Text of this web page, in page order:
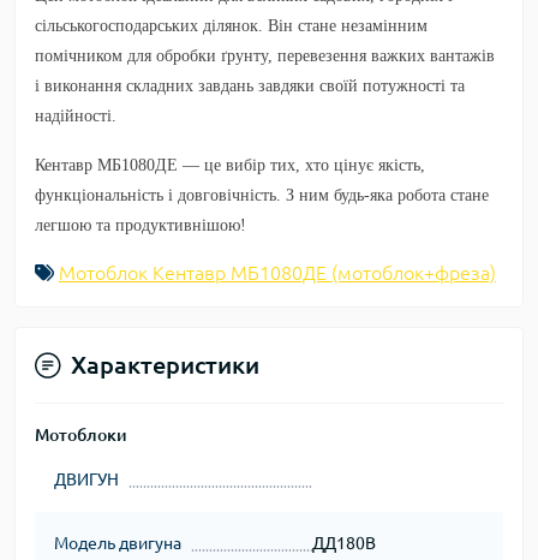
сільськогосподарських ділянок. Він стане незамінним
помічником для обробки ґрунту, перевезення важких вантажів
і виконання складних завдань завдяки своїй потужності та
надійності.
Кентавр МБ1080ДЕ — це вибір тих, хто цінує якість,
функціональність і довговічність. З ним будь-яка робота стане
легшою та продуктивнішою!
Мотоблок Кентавр МБ1080ДЕ (мотоблок+фреза)
Характеристики
Мотоблоки
ДВИГУН
Модель двигуна ДД180В